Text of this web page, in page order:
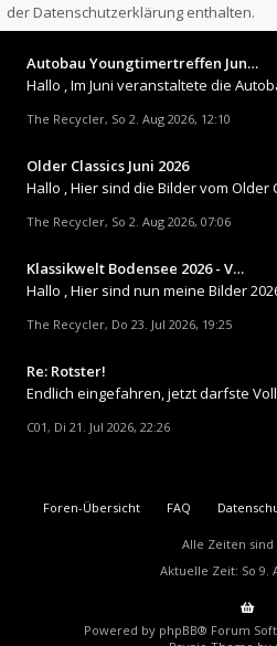
der Datenschutzerklärung enthalten.
Autobau Youngtimertreffen Jun…
The Recycler, So 2. Aug 2026, 12:10
Older Classics Juni 2026
The Recycler, So 2. Aug 2026, 07:06
Klassikwelt Bodensee 2026 - V…
The Recycler, Do 23. Jul 2026, 19:25
Re: Rotster!
Endlich eingefahren, jetzt darfste
C01, Di 21. Jul 2026, 22:26
Foren-Übersicht FAQ
Alle Zeiten sind
Aktuelle Zeit: So 9.
Powered by phpBB® Forum